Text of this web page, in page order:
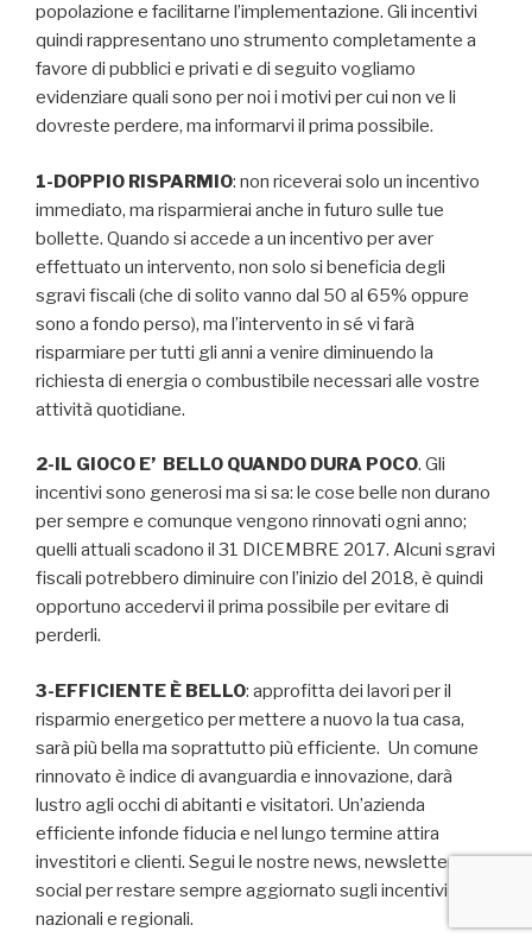
popolazione e facilitarne l’implementazione. Gli incentivi
quindi rappresentano uno strumento completamente a
favore di pubblici e privati e di seguito vogliamo
evidenziare quali sono per noi i motivi per cui non ve li
dovreste perdere, ma informarvi il prima possibile.
1-DOPPIO RISPARMIO: non riceverai solo un incentivo
immediato, ma risparmierai anche in futuro sulle tue
bollette. Quando si accede a un incentivo per aver
effettuato un intervento, non solo si beneficia degli
sgravi fiscali (che di solito vanno dal 50 al 65% oppure
sono a fondo perso), ma l’intervento in sé vi farà
risparmiare per tutti gli anni a venire diminuendo la
richiesta di energia o combustibile necessari alle vostre
attività quotidiane.
2-IL GIOCO E’ BELLO QUANDO DURA POCO. Gli
incentivi sono generosi ma si sa: le cose belle non durano
per sempre e comunque vengono rinnovati ogni anno;
quelli attuali scadono il 31 DICEMBRE 2017. Alcuni sgravi
fiscali potrebbero diminuire con l’inizio del 2018, è quindi
opportuno accedervi il prima possibile per evitare di
perderli.
3-EFFICIENTE È BELLO: approfitta dei lavori per il
risparmio energetico per mettere a nuovo la tua casa,
sarà più bella ma soprattutto più efficiente. Un comune
rinnovato è indice di avanguardia e innovazione, darà
lustro agli occhi di abitanti e visitatori. Un’azienda
efficiente infonde fiducia e nel lungo termine attira
investitori e clienti. Segui le nostre news, newsletter e
social per restare sempre aggiornato sugli incentivi
nazionali e regionali.